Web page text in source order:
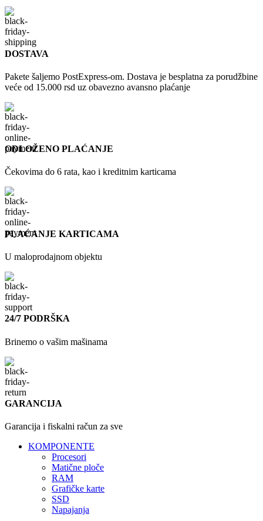
DOSTAVA
Pakete šaljemo PostExpress-om. Dostava je besplatna za porudžbine
veće od 15.000 rsd uz obavezno avansno plaćanje
ODLOŽENO PLAĆANJE
Čekovima do 6 rata, kao i kreditnim karticama
PLAĆANJE KARTICAMA
U maloprodajnom objektu
24/7 PODRŠKA
Brinemo o vašim mašinama
GARANCIJA
Garancija i fiskalni račun za sve
KOMPONENTE
Procesori
Matične ploče
RAM
Grafičke karte
SSD
Napajanja